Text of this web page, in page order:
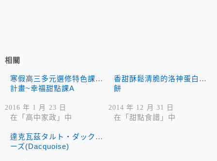
相關
寒假高三多元選修特色課程
計畫~幸福甜點課A
2016 年 1 月 23 日
在「高中家政」中
香甜酥鬆清脆的洛神蛋白糖
餅
2014 年 12 月 31 日
在「甜點食譜」中
達克瓦茲タルト・ダックワ
ーズ(Dacquoise)